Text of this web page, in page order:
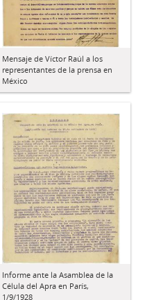
Mensaje de Víctor Raúl a los
representantes de la prensa en
México
Informe ante la Asamblea de la
Célula del Apra en París,
1/9/1928